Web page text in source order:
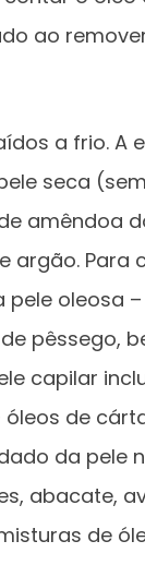
ao
a frio. A
seca
amêndoa
Para
oleosa
pêssego,
capilar
de
da pele
abacate,
de